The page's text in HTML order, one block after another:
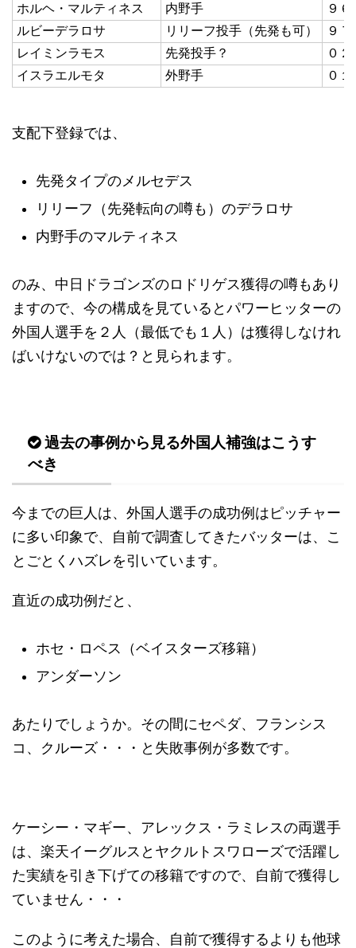
ホルヘ・マルティネス 内野手
９６
ルビーデラロサ
リリーフ投手（先発も可）
９７
レイミンラモス
先発投手？
０２
イスラエルモタ
外野手 ０１
支配下登録では、
先発タイプのメルセデス
リリーフ（先発転向の噂も）のデラロサ
内野手のマルティネス
のみ、中日ドラゴンズのロドリゲス獲得の噂もあり
ますので、今の構成を見ているとパワーヒッターの
外国人選手を２人（最低でも１人）は獲得しなけれ
ばいけないのでは？と見られます。
過去の事例から見る外国人補強はこうす
べき
今までの巨人は、外国人選手の成功例はピッチャー
に多い印象で、自前で調査してきたバッターは、こ
とごとくハズレを引いています。
直近の成功例だと、
ホセ・ロペス（ベイスターズ移籍）
アンダーソン
あたりでしょうか。その間にセペダ、フランシス
コ、クルーズ・・・と失敗事例が多数です。
ケーシー・マギー、アレックス・ラミレスの両選手
は、楽天イーグルスとヤクルトスワローズで活躍し
た実績を引き下げての移籍ですので、自前で獲得し
ていません・・・
このように考えた場合、自前で獲得するよりも他球